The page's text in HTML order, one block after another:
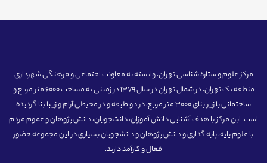
مرکز علوم و ستاره شناسی تهران، وابسته به معاونت اجتماعی و فرهنگی شهرداری
منطقه یک تهران، در شمال تهران در سال 1379 در زمینی به مساحت 6000 متر مربع و
ساختمانی با زیر بنای 3000 متر مربع، در دو طبقه و در محیطی آرام و زیبا بنا گردیده
است. این مرکز با هدف آشنایی دانش آموزان، دانشجویان، دانش پژوهان و عموم مردم
با علوم پایه، پایه گذاری و دانش پژوهان و دانشجویان بسیاری در این مجموعه حضور
فعال و کارآمد دارند.